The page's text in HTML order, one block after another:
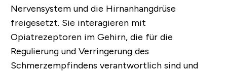
Nervensystem und die Hirnanhangdrüse
freigesetzt. Sie interagieren mit
Opiatrezeptoren im Gehirn, die für die
Regulierung und Verringerung des
Schmerzempfindens verantwortlich sind und